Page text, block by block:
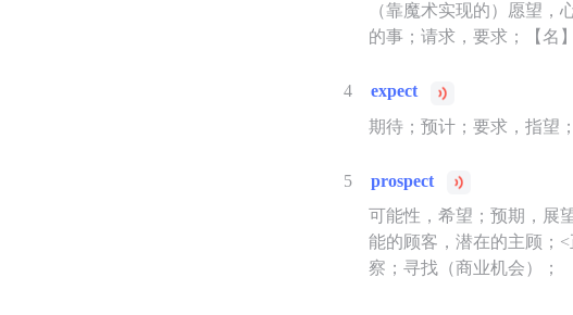
（靠魔术实现的）愿望，
的事；请求，要求；【名
4
expect
期待；预计；要求，指望
5
prospect
可能性，希望；预期，展
能的顾客，潜在的主顾；
察；寻找（商业机会）；